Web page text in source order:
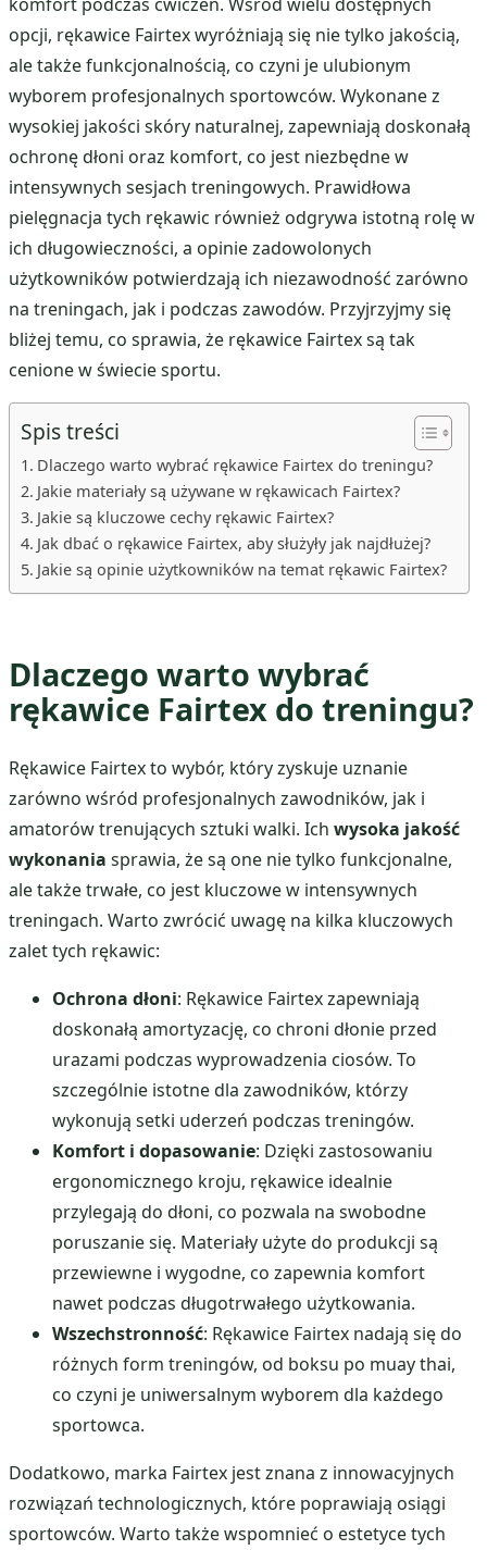
opcji, rękawice Fairtex wyróżniają się nie tylko jakością,
ale także funkcjonalnością, co czyni je ulubionym
wyborem profesjonalnych sportowców. Wykonane z
wysokiej jakości skóry naturalnej, zapewniają doskonałą
ochronę dłoni oraz komfort, co jest niezbędne w
intensywnych sesjach treningowych. Prawidłowa
pielęgnacja tych rękawic również odgrywa istotną rolę w
ich długowieczności, a opinie zadowolonych
użytkowników potwierdzają ich niezawodność zarówno
na treningach, jak i podczas zawodów. Przyjrzyjmy się
bliżej temu, co sprawia, że rękawice Fairtex są tak
cenione w świecie sportu.
Spis treści
Dlaczego warto wybrać rękawice Fairtex do treningu?
Jakie materiały są używane w rękawicach Fairtex?
Jakie są kluczowe cechy rękawic Fairtex?
Jak dbać o rękawice Fairtex, aby służyły jak najdłużej?
Jakie są opinie użytkowników na temat rękawic Fairtex?
Dlaczego warto wybrać
rękawice Fairtex do treningu?
Rękawice Fairtex to wybór, który zyskuje uznanie
zarówno wśród profesjonalnych zawodników, jak i
amatorów trenujących sztuki walki. Ich wysoka jakość
wykonania sprawia, że są one nie tylko funkcjonalne,
ale także trwałe, co jest kluczowe w intensywnych
treningach. Warto zwrócić uwagę na kilka kluczowych
zalet tych rękawic:
Ochrona dłoni: Rękawice Fairtex zapewniają
doskonałą amortyzację, co chroni dłonie przed
urazami podczas wyprowadzenia ciosów. To
szczególnie istotne dla zawodników, którzy
wykonują setki uderzeń podczas treningów.
Komfort i dopasowanie: Dzięki zastosowaniu
ergonomicznego kroju, rękawice idealnie
przylegają do dłoni, co pozwala na swobodne
poruszanie się. Materiały użyte do produkcji są
przewiewne i wygodne, co zapewnia komfort
nawet podczas długotrwałego użytkowania.
Wszechstronność: Rękawice Fairtex nadają się do
różnych form treningów, od boksu po muay thai,
co czyni je uniwersalnym wyborem dla każdego
sportowca.
Dodatkowo, marka Fairtex jest znana z innowacyjnych
rozwiązań technologicznych, które poprawiają osiągi
sportowców. Warto także wspomnieć o estetyce tych